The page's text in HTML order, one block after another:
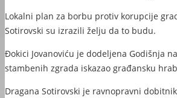
Lokalni plan za borbu protiv korupcije
Sotirovski su izrazili želju da to budu.
Đokici Jovanoviću je dodeljena Godišnja
stambenih zgrada iskazao građansku
Dragana Sotirovski je ravnopravni